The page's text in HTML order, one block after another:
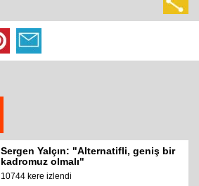
Sergen Yalçın: "Alternatifli, geniş bir
kadromuz olmalı"
10744 kere izlendi